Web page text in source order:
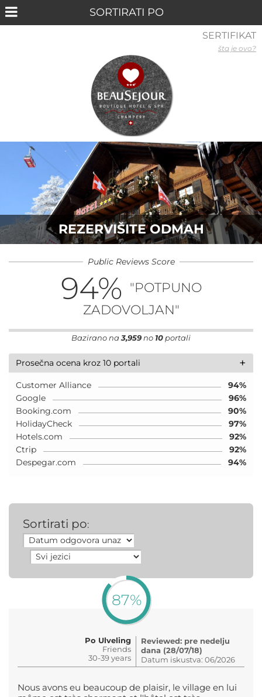
REZERVIŠITE ODMAH
Public Reviews Score
94% "POTPUNO
ZADOVOLJAN"
Bazirano na 3,959 no 10 portali
+
Prosečna ocena kroz 10 portali
Customer Alliance
94%
Google
96%
Booking.com
90%
HolidayCheck
97%
Hotels.com
92%
Ctrip
92%
Despegar.com
94%
Sortirati po:
87%
Po Ulveling
Friends
30-39 years
Reviewed: pre nedelju
dana (28/07/18)
Datum iskustva: 06/2026
Nous avons eu beaucoup de plaisir, le village en lui
SERTIFIKAT
šta je ovo?